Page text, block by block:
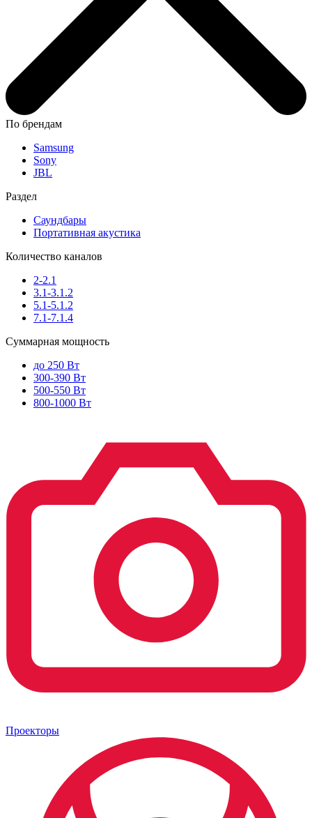
По брендам
Samsung
Sony
JBL
Раздел
Саундбары
Портативная акустика
Количество каналов
2-2.1
3.1-3.1.2
5.1-5.1.2
7.1-7.1.4
Суммарная мощность
до 250 Вт
300-390 Вт
500-550 Вт
800-1000 Вт
Проекторы